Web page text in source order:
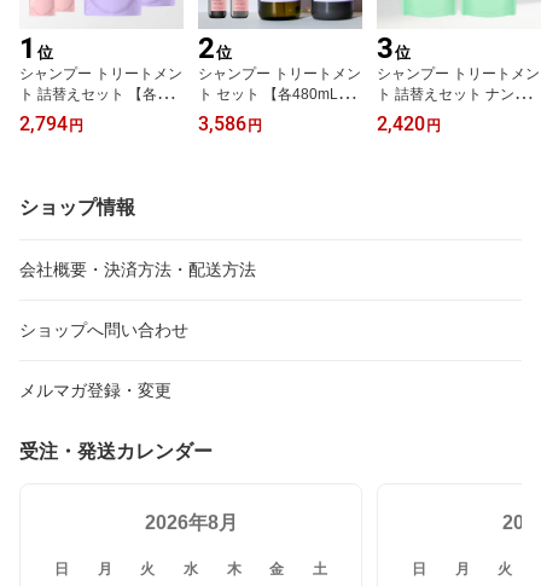
1 位
シャンプー トリートメン
ト 詰替えセット 【各400
mL】ザ パブリック オー
ガニック シャンプー 詰
アケア 弱酸性シャンプー
頭皮ケア 補修 艶髪 つや
【パブリックオーガニッ
ク 詰め替え】
2,794 円
2位
シャンプー トリートメン
ト セット 【各480mL】
精油調合100% ヘアケア
シャントリセット 本体セ
ク シャンプー トリート
メント】
3,586 円
3位
シャンプー トリートメン
ト 詰替えセット ナンバ
ーエス うねりコントロー
ル【各400mL】 Number.
2,420 円
ショップ情報
会社概要・決済方法・配送方法
ショップへ問い合わせ
メルマガ登録・変更
受注・発送カレンダー
2026年8月
日 月 火 水 木 金 土 日 月 火